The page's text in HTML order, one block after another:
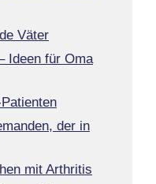
Väter
Ideen für Oma
der in
mit Arthritis